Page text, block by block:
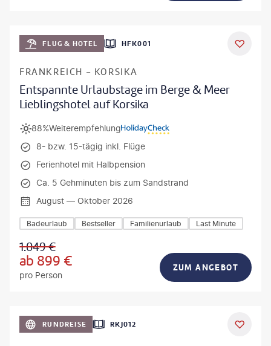
DEAL
FLUG & HOTEL HFK001
FRANKREICH - KORSIKA
Entspannte Urlaubstage im Berge & Meer
Lieblingshotel auf Korsika
Weiterempfehlung
88%
8- bzw. 15-tägig inkl. Flüge
Ferienhotel mit Halbpension
Ca. 5 Gehminuten bis zum Sandstrand
August — Oktober 2026
Badeurlaub Bestseller Familienurlaub Last Minute
1.049€
ab 899 €
pro Person
ZUM ANGEBOT
RUNDREISE RKJ012